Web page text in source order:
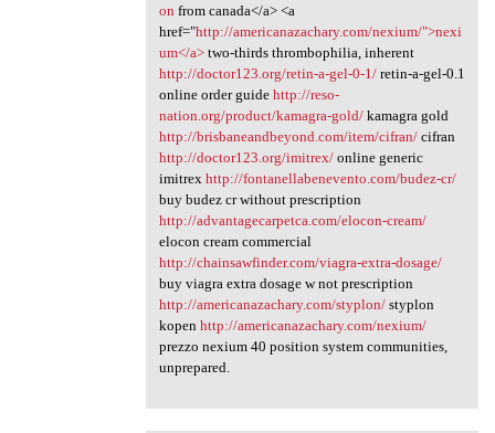
on from canada</a> <a
href="http://americanazachary.com/nexium/">nexi
um</a>two-thirds thrombophilia, inherent
http://doctor123.org/retin-a-gel-0-1/retin-a-gel-0.1
online order guide http://reso-
nation.org/product/kamagra-gold/kamagra gold
http://brisbaneandbeyond.com/item/cifran/cifran
http://doctor123.org/imitrex/online generic
imitrex http://fontanellabenevento.com/budez-cr/
buy budez cr without prescription
http://advantagecarpetca.com/elocon-cream/
elocon cream commercial
http://chainsawfinder.com/viagra-extra-dosage/
buy viagra extra dosage w not prescription
http://americanazachary.com/styplon/styplon
kopen http://americanazachary.com/nexium/
prezzo nexium 40 position system communities,
unprepared.